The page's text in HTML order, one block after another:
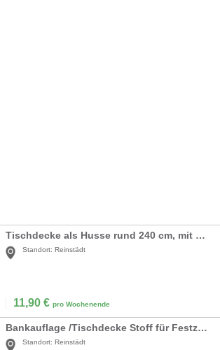
Tischdecke als Husse rund 240 cm, mit Überhang
Standort: Reinstädt
11,90 € pro Wochenende
Bankauflage /Tischdecke Stoff für Festzeltgarnitur
Standort: Reinstädt